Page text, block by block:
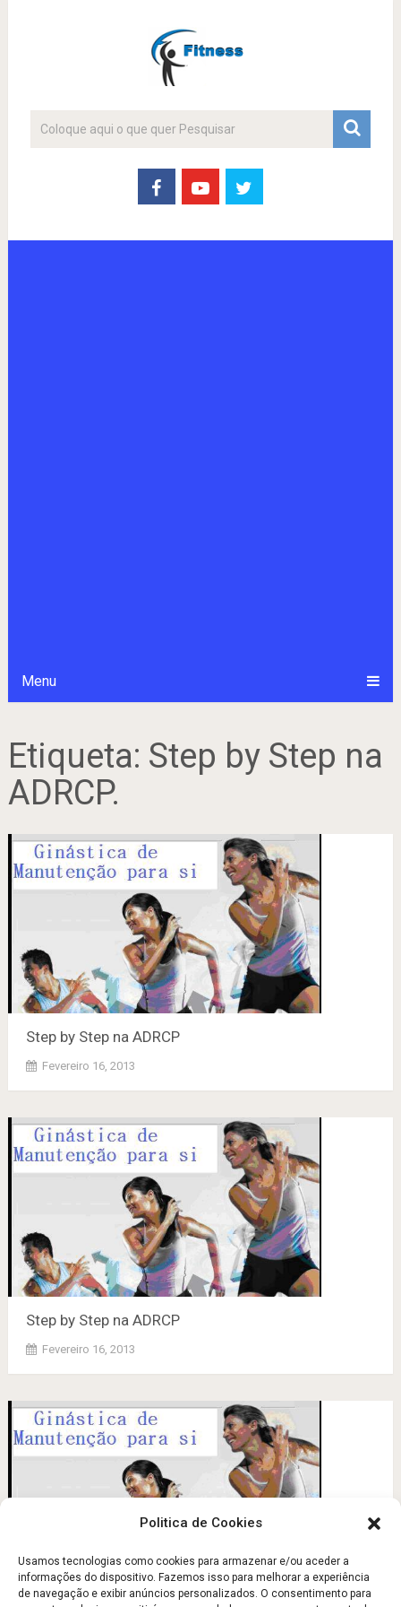
Politica de Cookies
Usamos tecnologias como cookies para armazenar e/ou aceder a
informações do dispositivo. Fazemos isso para melhorar a experiência
de navegação e exibir anúncios personalizados. O consentimento para
Menu
Etiqueta: Step by Step na
ADRCP.
Step by Step na ADRCP
Fevereiro 16, 2013
Step by Step na ADRCP
Fevereiro 16, 2013
Step by Step na ADRCP